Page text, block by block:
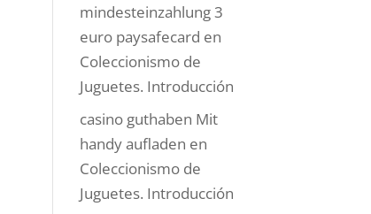
mindesteinzahlung 3
euro paysafecard en
Coleccionismo de
Juguetes. Introducción
casino guthaben Mit
handy aufladen en
Coleccionismo de
Juguetes. Introducción